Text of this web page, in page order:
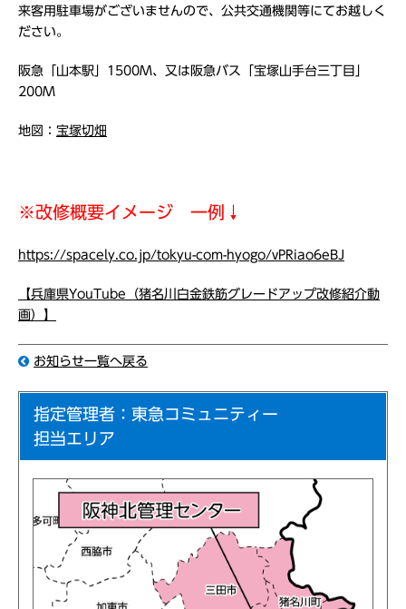
来客用駐車場がございませんので、公共交通機関等にてお越しく
ださい。
阪急「山本駅」1500M、又は阪急バス「宝塚山手台三丁目」
200M
地図： 宝塚切畑
※改修概要イメージ 一例↓
https://spacely.co.jp/tokyu-com-hyogo/vPRiao6eBJ
【兵庫県YouTube（猪名川白金鉄筋グレードアップ改修紹介動
画）】
お知らせ一覧へ戻る
指定管理者：東急コミュニティー
担当エリア